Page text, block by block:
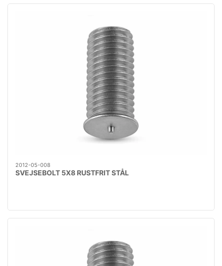
2012-05-008
SVEJSEBOLT 5X8 RUSTFRIT STÅL